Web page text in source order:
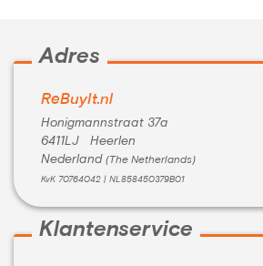
Adres
ReBuyIt.nl
Honigmannstraat 37a
6411LJ Heerlen
Nederland (The Netherlands)
KvK 70764042 | NL858450379B01
Klantenservice